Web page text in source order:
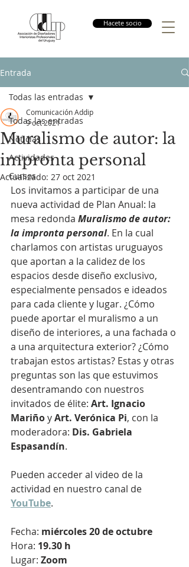
Hacete socio
Entrada
Todas las entradas
Noticias
Actividades
Cursos
Todas las entradas
Muralismo de autor: la
impronta personal
Comunicación Addip
9 oct 2021
Actualizado: 27 oct 2021
Los invitamos a participar de una
nueva actividad de Plan Anual: la
mesa redonda Muralismo de autor:
la impronta personal. En la cual
charlamos con artistas uruguayos
que aportan a la calidez de los
espacios desde diseño exclusivo,
especialmente pensados e ideados
para cada cliente y lugar. ¿Cómo
puede aportar el muralismo a un
diseño de interiores, a una fachada o
a una arquitectura exterior? ¿Cómo
trabajan estos artistas? Estas y otras
preguntas son las que estuvimos
desentramando con nuestros
invitados de élite: Art. Ignacio
Mariño y Art. Verónica Pi, con la
moderadora: Dis. Gabriela
Espasandín.
Pueden acceder al video de la
actividad en nuestro canal de
YouTube.
Fecha: miércoles 20 de octubre
Hora: 19.30 h
Lugar: Zoom